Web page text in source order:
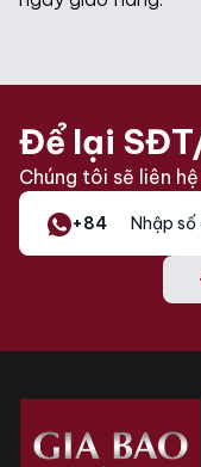
Để lại
Chúng tôi sẽ liên
+84